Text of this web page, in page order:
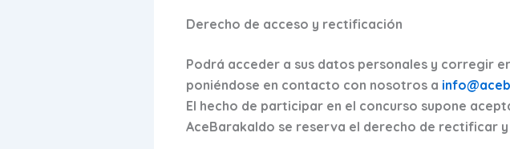
Derecho de acceso y rectificación
Podrá acceder a sus datos personales y corregir
poniéndose en contacto con nosotros a
El hecho de participar en el concurso supone
AceBarakaldo se reserva el derecho de rectificar